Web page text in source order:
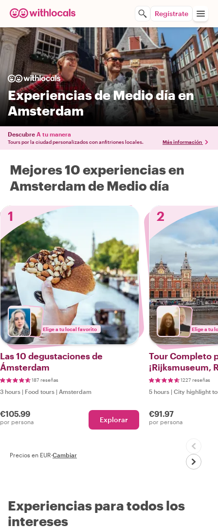
Regístrate
Experiencias de Medio día en
Amsterdam
Descubre A tu manera
Tours por la ciudad personalizados con anfitriones locales. Más información
Mejores 10 experiencias en
Amsterdam de Medio día
1
Elige a tu local favorito
Las 10 degustaciones de
Ámsterdam
187 reseñas
3 hours | Food tours | Amsterdam
€105.99
por persona Explorar
2
Elige a tu
Tour Completo
¡Rijksmuseum,
más!
1227 reseñas
5 hours | City highlight
€91.97
por persona
Precios en EUR·Cambiar
Experiencias para todos los
intereses